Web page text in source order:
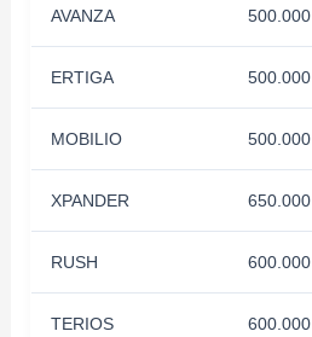
AVANZA 500.000
ERTIGA 500.000
MOBILIO 500.000
XPANDER 650.000
RUSH 600.000
TERIOS 600.000